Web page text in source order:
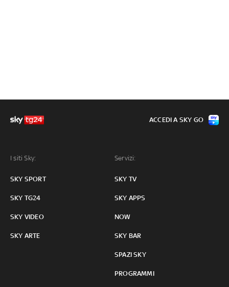
I siti Sky:
SKY SPORT
SKY TG24
SKY VIDEO
SKY ARTE
Servizi:
SKY TV
SKY APPS
NOW
SKY BAR
SPAZI SKY
PROGRAMMI
ACCEDI A SKY GO